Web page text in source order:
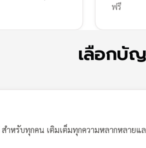
ฟรี
เลือกบั
หรับทุกคน เติมเต็มทุกความหลากหลายแ